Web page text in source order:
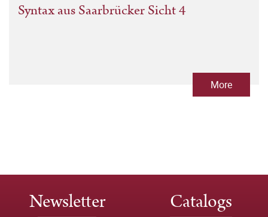
Syntax aus Saarbrücker Sicht 4
More
Newsletter Catalogs